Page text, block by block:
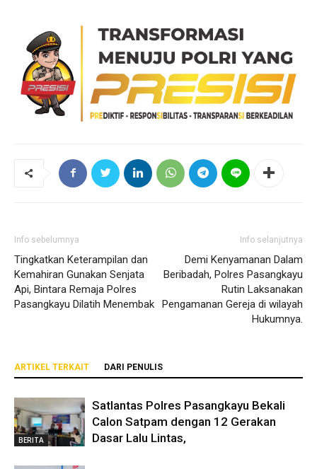
Info sebelumnya
Tingkatkan Keterampilan dan
Kemahiran Gunakan Senjata
Api, Bintara Remaja Polres
Pasangkayu Dilatih Menembak
Info selanjutnya
Demi Kenyamanan Dalam
Beribadah, Polres Pasangkayu
Rutin Laksanakan
Pengamanan Gereja di wilayah
Hukumnya.
ARTIKEL TERKAIT DARI PENULIS
BERITA
Satlantas Polres Pasangkayu Bekali
Calon Satpam dengan 12 Gerakan
Dasar Lalu Lintas,